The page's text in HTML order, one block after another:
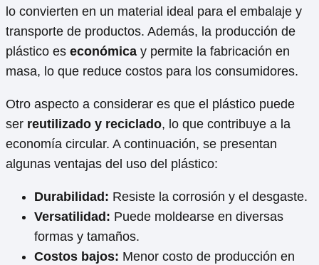
lo convierten en un material ideal para el embalaje y
transporte de productos. Además, la producción de
plástico es económica y permite la fabricación en
masa, lo que reduce costos para los consumidores.
Otro aspecto a considerar es que el plástico puede
ser reutilizado y reciclado, lo que contribuye a la
economía circular. A continuación, se presentan
algunas ventajas del uso del plástico:
Durabilidad: Resiste la corrosión y el desgaste.
Versatilidad: Puede moldearse en diversas
formas y tamaños.
Costos bajos: Menor costo de producción en